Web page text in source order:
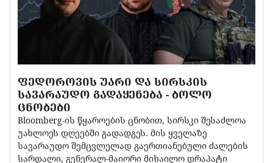
ᲤᲔᲓᲝᲠᲝᲕᲘᲡ ᲣᲐᲠᲘ ᲓᲐ ᲡᲘᲠᲡᲙᲘᲡ
ᲡᲐᲕᲐᲠᲐᲣᲓᲝ ᲒᲐᲓᲐᲧᲔᲜᲔᲑᲐ - ᲑᲝᲚᲝ
ᲪᲜᲝᲑᲔᲑᲘ
Bloomberg-ის წყაროების ცნობით, სირსკი შესაძლოა
უახლოეს დღეებში გადადგეს. მის ყველაზე
სავარაუდო შემცვლელად გაერთიანებული ძალების
სარდალი, გენერალ-მაიორი მიხაილო დრაპატი